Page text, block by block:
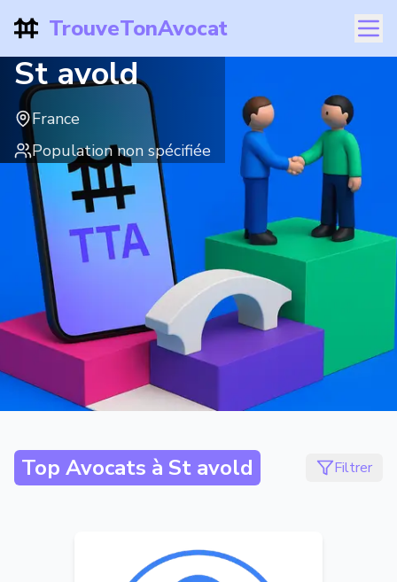
TrouveTonAvocat
St avold
France
Population non spécifiée
Top Avocats à St avold Filtrer